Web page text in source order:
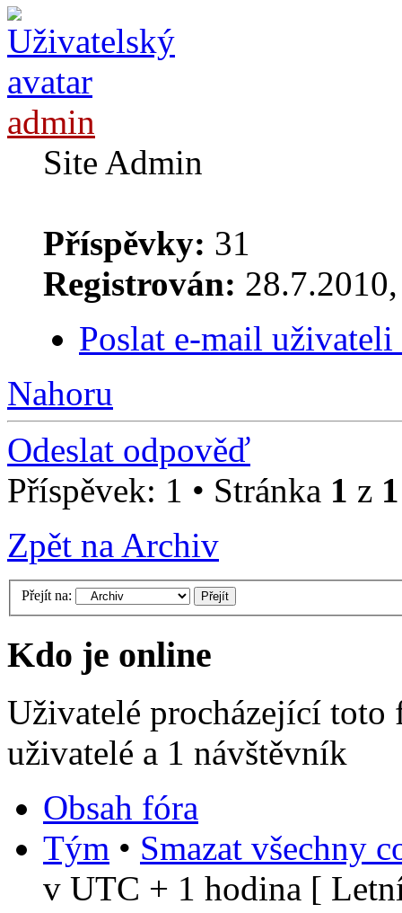
admin
Site Admin
Příspěvky: 31
Registrován:
Poslat e-mail
Nahoru
Odeslat odpověď
Příspěvek: 1 • Stránka 1 z 1
Zpět na Archiv
Přejít na:
Kdo je online
Uživatelé procházející
uživatelé a 1 návštěvník
Obsah fóra
Tým • Smazat všechny
v UTC + 1 hodina [